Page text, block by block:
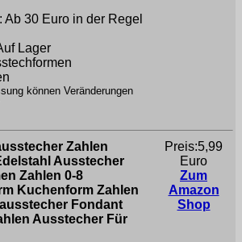
Ab 30 Euro in der Regel
Lager
können Veränderungen
Zahlen
Ausstecher
Zahlen 0-8
Kuchenform Zahlen
Fondant
Ausstecher Für
Preis:5,99
Euro
Zum
Amazon
Shop